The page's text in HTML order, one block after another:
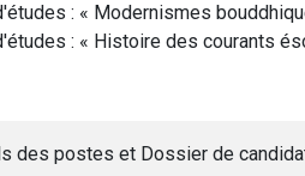
: « Modernismes
: « Histoire des courants
des postes et Dossier de